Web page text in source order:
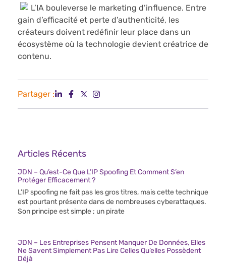
L’IA bouleverse le marketing d’influence. Entre
gain d’efficacité et perte d’authenticité, les
créateurs doivent redéfinir leur place dans un
écosystème où la technologie devient créatrice de
contenu.
Partager :
Articles Récents
JDN – Qu’est-Ce Que L’IP Spoofing Et Comment S’en
Protéger Efficacement ?
L’IP spoofing ne fait pas les gros titres, mais cette technique
est pourtant présente dans de nombreuses cyberattaques.
Son principe est simple ; un pirate
JDN – Les Entreprises Pensent Manquer De Données, Elles
Ne Savent Simplement Pas Lire Celles Qu’elles Possèdent
Déjà